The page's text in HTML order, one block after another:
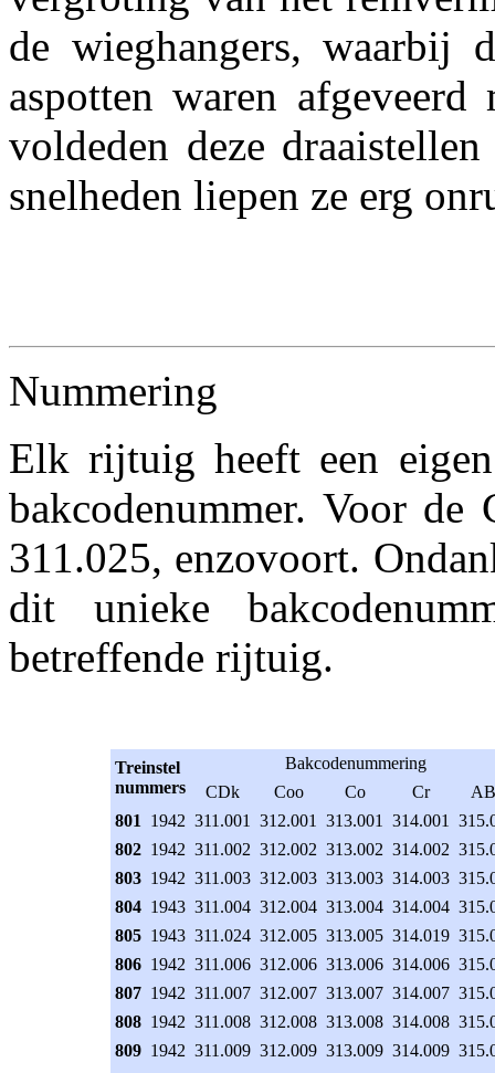
de wieghangers, waarbij
aspotten waren
voldeden deze
snelheden liepen ze erg
Nummering
Elk rijtuig heeft een
bakcodenummer. Voor
311.025, enzovoort.
dit unieke
betreffende rijtuig.
Treinstel
nummers
Bakcodenummering
CDk
Coo Co Cr
801
1942 311.001 312.001 313.001 314.001
802 1942 311.002 312.002 313.002 314.002
803 1942 311.003 312.003 313.003 314.003
804 1943 311.004 312.004 313.004 314.004
805 1943 311.024 312.005 313.005 314.019
806 1942 311.006 312.006 313.006 314.006
807 1942 311.007 312.007 313.007 314.007
808 1942 311.008 312.008 313.008 314.008
809 1942 311.009 312.009 313.009 314.009